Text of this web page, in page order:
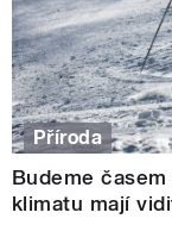
Příroda
Budeme
klimatu mají